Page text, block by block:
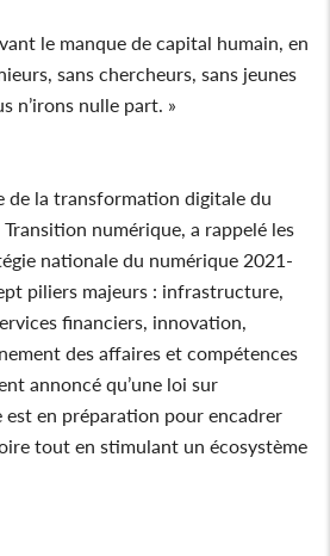
le manque de capital humain, en
sans chercheurs, sans jeunes
n’irons nulle part. »
de la transformation digitale du
numérique, a rappelé les
nationale du numérique 2021-
piliers majeurs : infrastructure,
financiers, innovation,
des affaires et compétences
annoncé qu’une loi sur
est en préparation pour encadrer
tout en stimulant un écosystème